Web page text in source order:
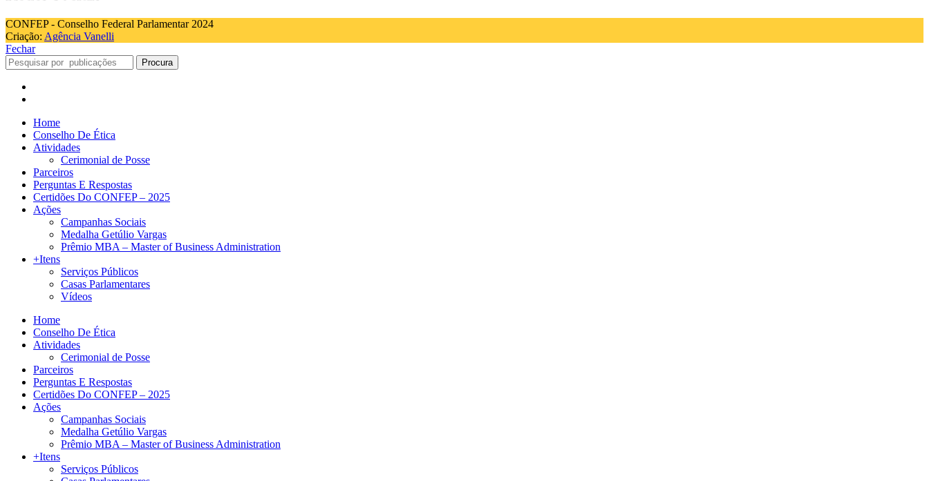
CONFEP - Conselho Federal Parlamentar 2024
Criação: Agência Vanelli
Fechar
Procura
Home
Conselho De Ética
Atividades
Cerimonial de Posse
Parceiros
Perguntas E Respostas
Certidões Do CONFEP – 2025
Ações
Campanhas Sociais
Medalha Getúlio Vargas
Prêmio MBA – Master of Business Administration
+Itens
Serviços Públicos
Casas Parlamentares
Vídeos
Home
Conselho De Ética
Atividades
Cerimonial de Posse
Parceiros
Perguntas E Respostas
Certidões Do CONFEP – 2025
Ações
Campanhas Sociais
Medalha Getúlio Vargas
Prêmio MBA – Master of Business Administration
+Itens
Serviços Públicos